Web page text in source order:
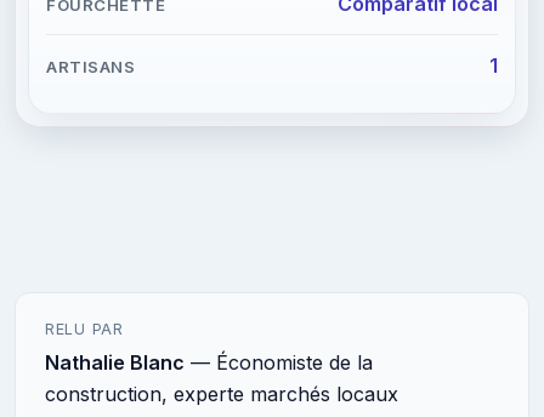
1
RELU PAR
Nathalie Blanc — Économiste de la
construction, experte marchés locaux